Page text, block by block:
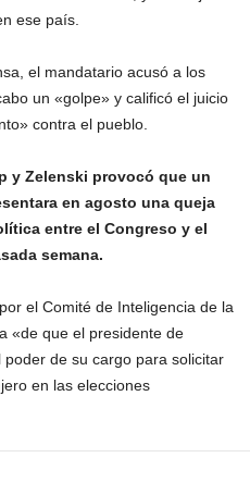
ese país.
el mandatario acusó a los
un «golpe» y calificó el juicio
contra el pueblo.
y Zelenski provocó que un
en agosto una queja
entre el Congreso y el
semana.
el Comité de Inteligencia de la
«de que el presidente de
de su cargo para solicitar
en las elecciones